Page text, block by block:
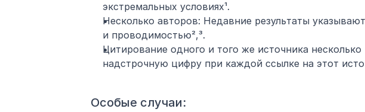
экстремальных условиях¹.
Несколько авторов: Недавние результаты
и проводимостью²,³.
Цитирование одного и того же источника
надстрочную цифру при каждой ссылке на этот
Особые случаи: